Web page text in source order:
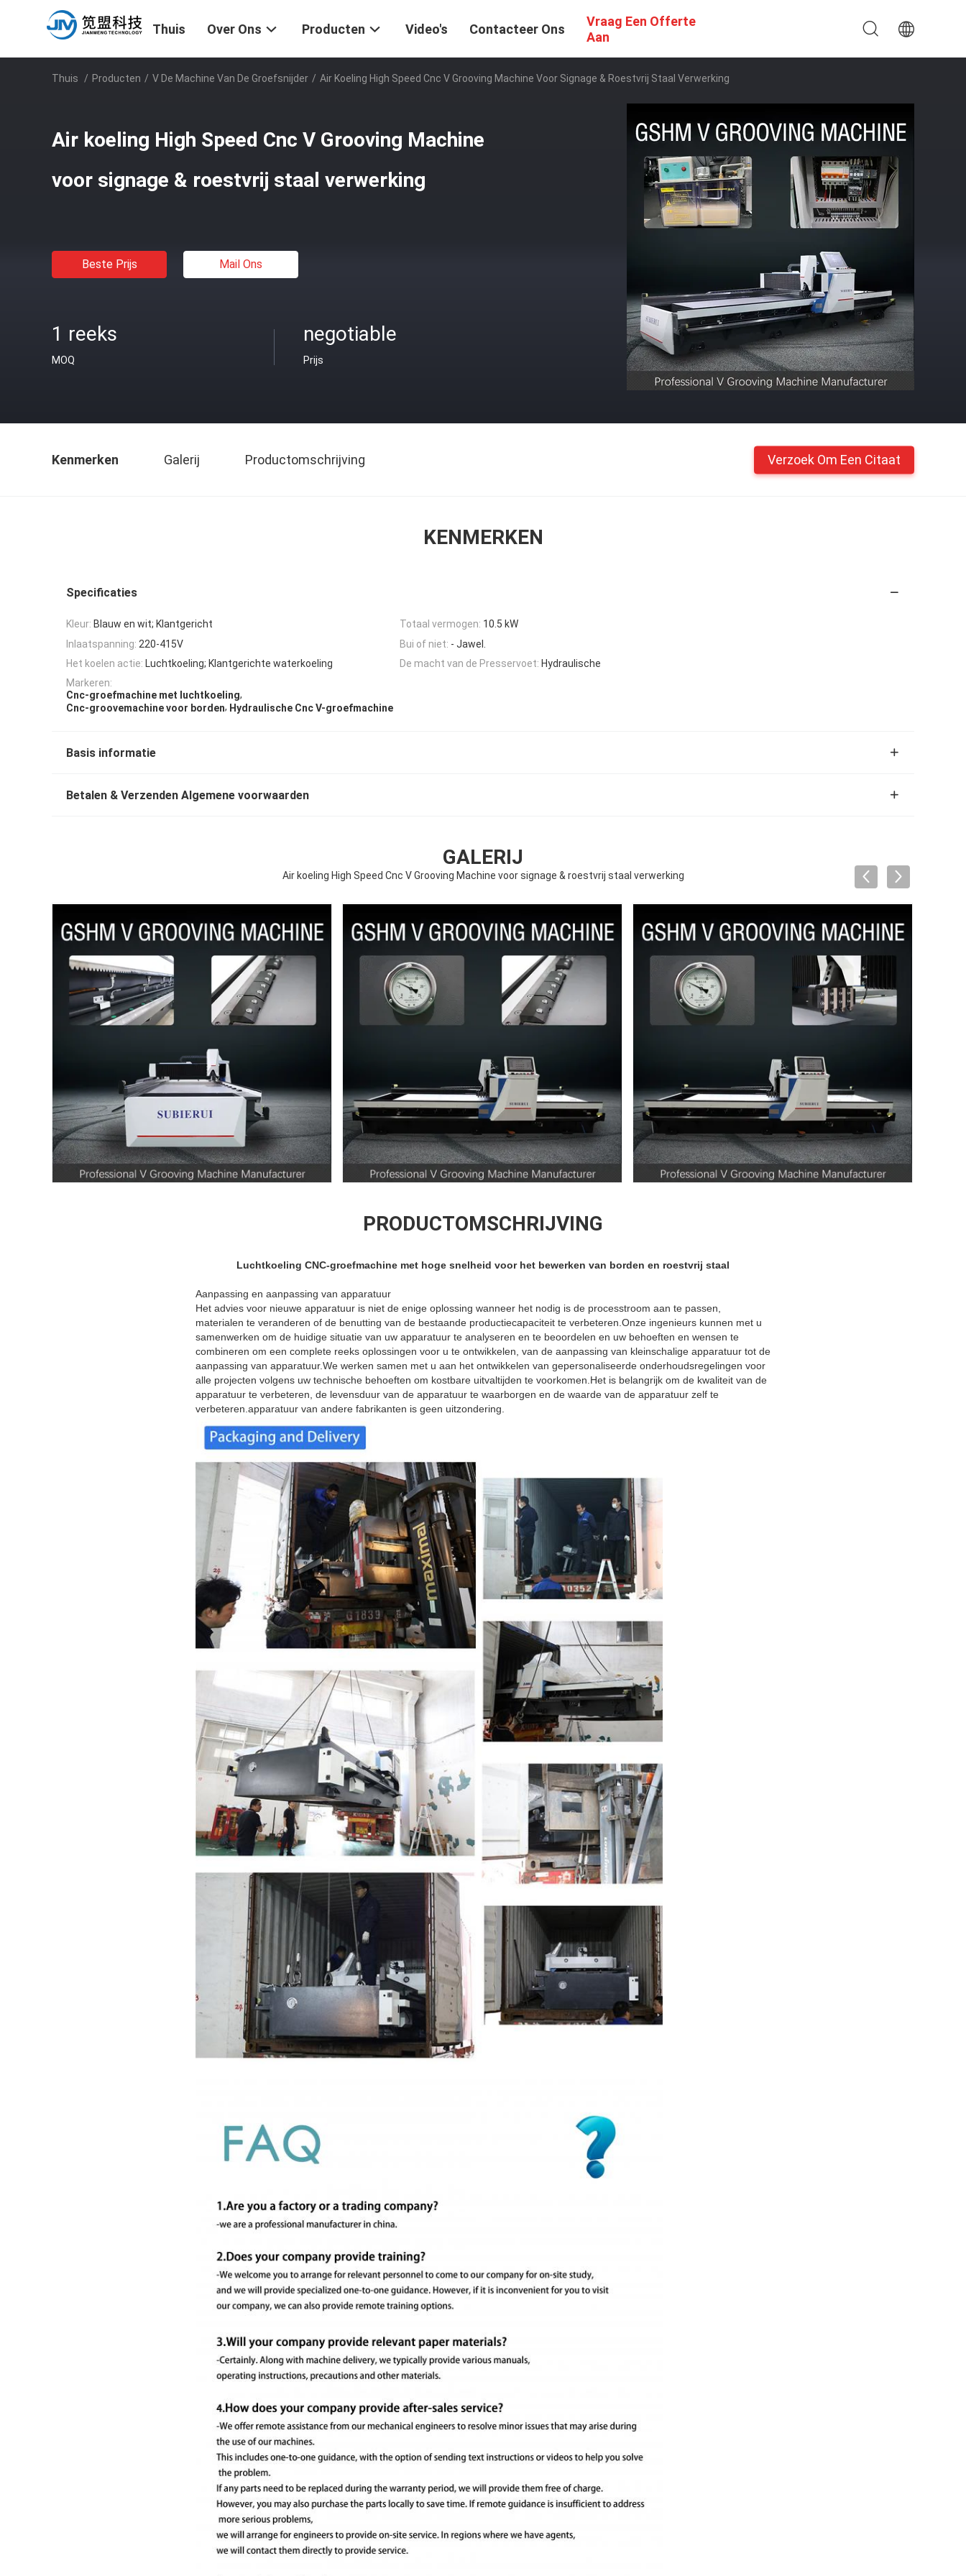
Thuis Over Ons Producten Video's Contacteer Ons
Vraag Een Offerte
Aan
Thuis / Producten / V De Machine Van De Groefsnijder / Air Koeling High Speed Cnc V Grooving Machine Voor Signage & Roestvrij Staal Verwerking
Air koeling High Speed Cnc V Grooving Machine
voor signage & roestvrij staal verwerking
Beste Prijs Mail Ons
1 reeks
MOQ
negotiable
Prijs
Kenmerken Galerij Productomschrijving Verzoek Om Een Citaat
KENMERKEN
Specificaties
Kleur: Blauw en wit; Klantgericht Totaal vermogen: 10.5 kW
Inlaatspanning: 220-415V Bui of niet: - Jawel.
Het koelen actie: Luchtkoeling; Klantgerichte waterkoeling De macht van de Presservoet: Hydraulische
Markeren:
Cnc-groefmachine met luchtkoeling,
Cnc-groovemachine voor borden, Hydraulische Cnc V-groefmachine
Basis informatie
Betalen & Verzenden Algemene voorwaarden
GALERIJ
Air koeling High Speed Cnc V Grooving Machine voor signage & roestvrij staal verwerking
PRODUCTOMSCHRIJVING
Luchtkoeling CNC-groefmachine met hoge snelheid voor het bewerken van borden en roestvrij staal
Aanpassing en aanpassing van apparatuur
Het advies voor nieuwe apparatuur is niet de enige oplossing wanneer het nodig is de processtroom aan te passen,
materialen te veranderen of de benutting van de bestaande productiecapaciteit te verbeteren.Onze ingenieurs kunnen met u
samenwerken om de huidige situatie van uw apparatuur te analyseren en te beoordelen en uw behoeften en wensen te
combineren om een complete reeks oplossingen voor u te ontwikkelen, van de aanpassing van kleinschalige apparatuur tot de
aanpassing van apparatuur.We werken samen met u aan het ontwikkelen van gepersonaliseerde onderhoudsregelingen voor
alle projecten volgens uw technische behoeften om kostbare uitvaltijden te voorkomen.Het is belangrijk om de kwaliteit van de
apparatuur te verbeteren, de levensduur van de apparatuur te waarborgen en de waarde van de apparatuur zelf te
verbeteren.apparatuur van andere fabrikanten is geen uitzondering.